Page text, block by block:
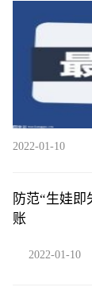
2022-01-10
防范“生娃即
账
2022-01-10